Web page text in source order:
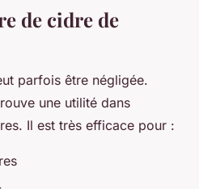
de cidre de
parfois être négligée.
une utilité dans
Il est très efficace pour :